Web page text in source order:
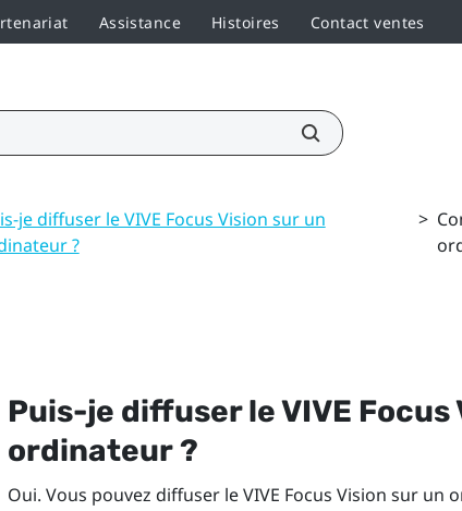
Assistance Histoires Contact ventes
je diffuser le VIVE Focus Vision sur un
?
>
Puis-je diffuser leVIVE Focus
ordinateur ?
Oui. Vous pouvez diffuser leVIVE Focus Vision sur un